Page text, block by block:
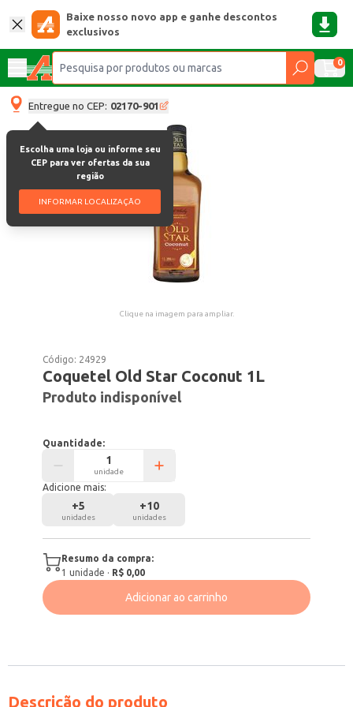
Baixe nosso novo app e ganhe descontos
exclusivos
0
Entregue no CEP: 02170-901
Escolha uma loja ou informe seu
CEP para ver ofertas da sua
região
INFORMAR LOCALIZAÇÃO
Clique na imagem para ampliar.
Código: 24929
Coquetel Old Star Coconut 1L
Produto indisponível
Quantidade:
unidade
Adicione mais:
+5
unidades
+10
unidades
Resumo da compra:
1 unidade · R$ 0,00
Adicionar ao carrinho
Descrição do produto